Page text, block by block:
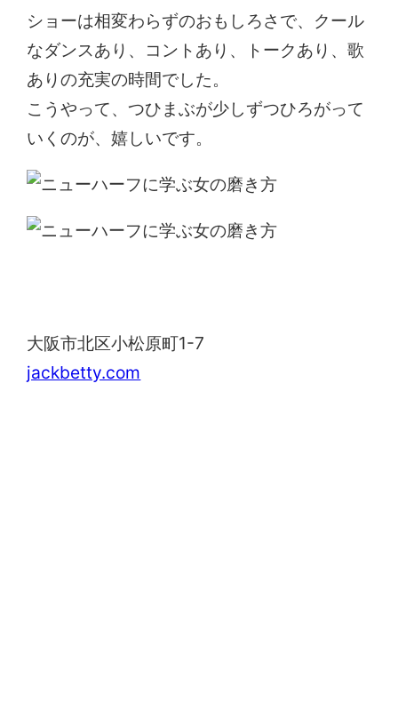
ショーは相変わらずのおもしろさで、クール
なダンスあり、コントあり、トークあり、歌
ありの充実の時間でした。
こうやって、つひまぶが少しずつひろがって
いくのが、嬉しいです。
大阪市北区小松原町1-7
jackbetty.com